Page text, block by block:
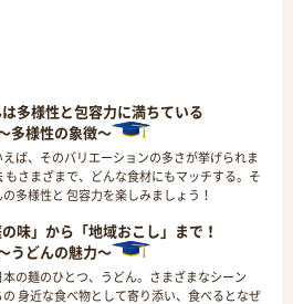
多様性と包容力に満ちている
多様性の象徴～
えば、そのバリエーションの多さが挙げられま
もさまざまで、どんな食材にもマッチする。そ
多様性と 包容力を楽しみましょう！
の味」から「地域おこし」まで！
うどんの魅力～
の麺のひとつ、うどん。さまざまなシーン
身近な食べ物として寄り添い、食べるとなぜ